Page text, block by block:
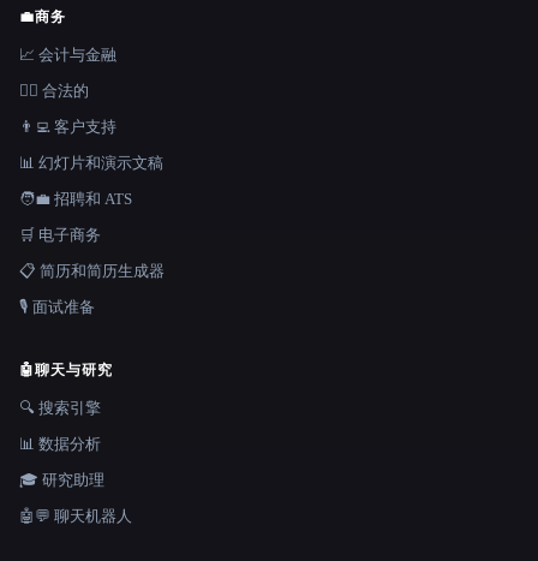
💼商务
📈 会计与金融
👩‍⚖️ 合法的
👨‍💻 客户支持
📊 幻灯片和演示文稿
🧑‍💼 招聘和 ATS
🛒 电子商务
📋 简历和简历生成器
🎙️ 面试准备
🤖聊天与研究
🔍 搜索引擎
📊 数据分析
🎓 研究助理
🤖💬 聊天机器人